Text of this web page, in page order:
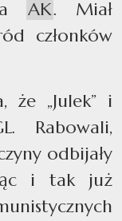
AK. Miał
członków
że „Julek” i
Rabowali,
odbijały
i tak już